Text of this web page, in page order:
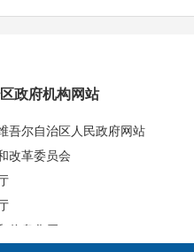
政府机构网站
吾尔自治区人民政府网站
改革委员会
信息化厅